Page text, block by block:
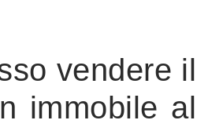
vendere il
immobile al